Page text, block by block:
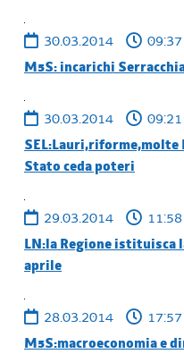
30.03.2014 09:37
M5S: incarichi
30.03.2014 09:21
SEL:Lauri,riforme,molte
Stato ceda poteri
29.03.2014 11:58
LN:la Regione istituisca
aprile
28.03.2014 17:57
M5S:macroeconomia e